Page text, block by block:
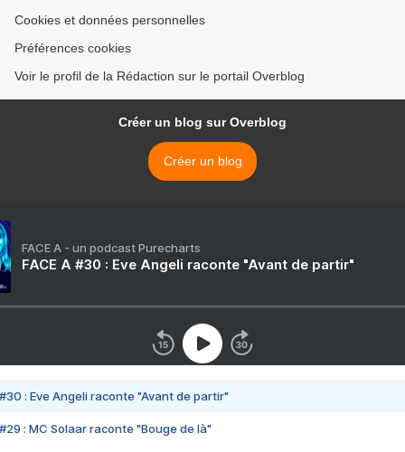
Cookies et données personnelles
Préférences cookies
Voir le profil de la Rédaction sur le portail Overblog
Créer un blog sur Overblog
Créer un blog
FACE A - un podcast Purecharts
FACE A #30 : Eve Angeli raconte "Avant de partir"
#30 : Eve Angeli raconte "Avant de partir"
#29 : MC Solaar raconte "Bouge de là"